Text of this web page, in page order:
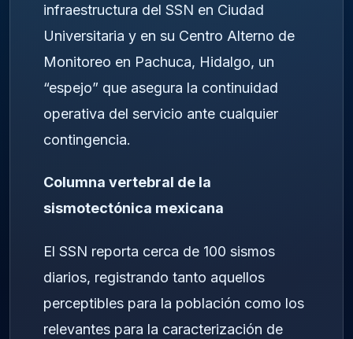
infraestructura del SSN en Ciudad
Universitaria y en su Centro Alterno de
Monitoreo en Pachuca, Hidalgo, un
“espejo” que asegura la continuidad
operativa del servicio ante cualquier
contingencia.
Columna vertebral de la
sismotectónica mexicana
El SSN reporta cerca de 100 sismos
diarios, registrando tanto aquellos
perceptibles para la población como los
relevantes para la caracterización de